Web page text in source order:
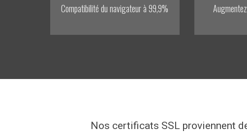
Compatibilité du navigateur à 99,9%
Nos certificats SSL proviennent